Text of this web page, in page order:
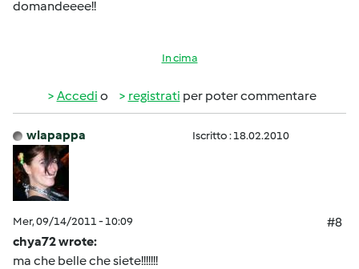
domandeeee!!
In cima
Accedi o registrati per poter commentare
wlapappa Iscritto : 18.02.2010
Mer, 09/14/2011 - 10:09
#8
chya72 wrote:
ma che belle che siete!!!!!!!